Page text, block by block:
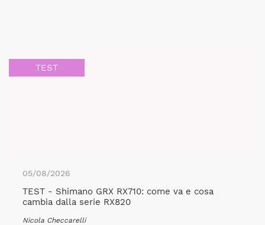
TEST
05/08/2026
TEST - Shimano GRX RX710: come va e cosa
cambia dalla serie RX820
Nicola Checcarelli